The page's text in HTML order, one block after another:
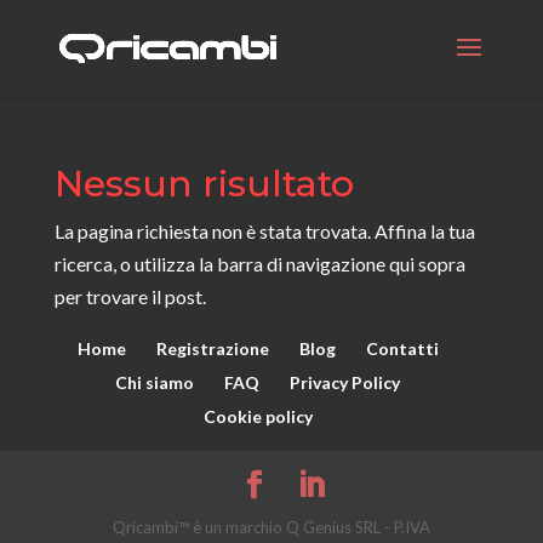
Nessun risultato
La pagina richiesta non è stata trovata. Affina la tua
ricerca, o utilizza la barra di navigazione qui sopra
per trovare il post.
Home Registrazione Blog
Contatti
Chi siamo
FAQ
Privacy Policy
Cookie policy
Qricambi™ è un marchio Q Genius SRL - P.IVA